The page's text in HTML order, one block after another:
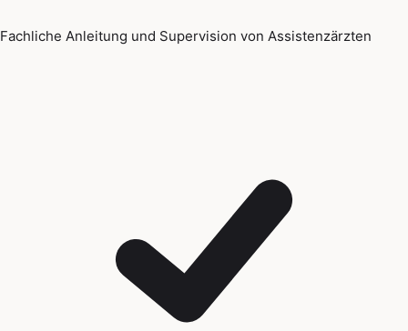
Fachliche Anleitung und Supervision von Assistenzärzten